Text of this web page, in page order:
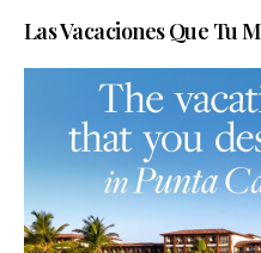
Las Vacaciones Que Tu